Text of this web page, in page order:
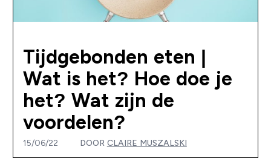
Tijdgebonden eten |
Wat is het? Hoe doe je
het? Wat zijn de
voordelen?
15/06/22 DOOR CLAIRE MUSZALSKI